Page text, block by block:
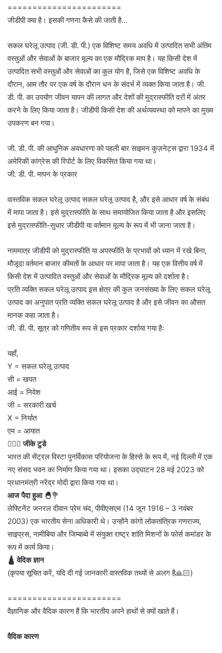
=======================
जीडीपी क्या है। इसकी गणना कैसे की जाती है…
सकल घरेलू उत्पाद (जी. डी. पी.) एक विशिष्ट समय अवधि में उत्पादित सभी अंतिम
वस्तुओं और सेवाओं के बाजार मूल्य का एक मौद्रिक माप है। यह किसी देश में
उत्पादित सभी वस्तुओं और सेवाओं का कुल योग है, जिसे एक विशिष्ट अवधि के
दौरान, आम तौर पर एक वर्ष के दौरान धन के संदर्भ में व्यक्त किया जाता है। जी.
डी. पी. का उपयोग जीवन यापन की लागत और देशों की मुद्रास्फीति दरों में अंतर
करने के लिए किया जाता है। जीडीपी किसी देश की अर्थव्यवस्था को मापने का मुख्य
उपकरण बन गया।
जी. डी. पी. की आधुनिक अवधारणा को पहली बार साइमन कुज़नेट्स द्वारा 1934 में
अमेरिकी कांग्रेस की रिपोर्ट के लिए विकसित किया गया था।
जी. डी. पी. मापन के प्रकार
वास्तविक सकल घरेलू उत्पाद सकल घरेलू उत्पाद है, और इसे आधार वर्ष के संबंध
में मापा जाता है। इसे मुद्रास्फीति के साथ समायोजित किया जाता है और इसलिए
इसे मुद्रास्फीति-सुधार जीडीपी या वर्तमान मूल्य के रूप में भी जाना जाता है।
नाममात्र जीडीपी को मुद्रास्फीति या अपस्फीति के प्रभावों को ध्यान में रखे बिना,
मौजूदा वर्तमान बाजार कीमतों के आधार पर मापा जाता है। यह एक वित्तीय वर्ष में
किसी देश में उत्पादित वस्तुओं और सेवाओं के मौद्रिक मूल्य को दर्शाता है।
प्रति व्यक्ति सकल घरेलू उत्पाद इस क्षेत्र की कुल जनसंख्या के लिए सकल घरेलू
उत्पाद का अनुपात प्रति व्यक्ति सकल घरेलू उत्पाद है और इसे जीवन का औसत
मानक कहा जाता है।
जी. डी. पी. सूत्र को गणितीय रूप से इस प्रकार दर्शाया गया हैः
यहाँ,
Y = सकल घरेलू उत्पाद
सी = खपत
आई = निवेश
जी = सरकारी खर्च
X = निर्यात
एम = आयात
💁🏻‍♂‍जीके टुडे
भारत की सेंट्रल विस्टा पुनर्विकास परियोजना के हिस्से के रूप में, नई दिल्ली में एक
नए संसद भवन का निर्माण किया गया था। इसका उद्घाटन 28 मई 2023 को
प्रधानमंत्री नरेंद्र मोदी द्वारा किया गया था।
आज पैदा हुआ 🐣💐
लेफ्टिनेंट जनरल दीवान प्रेम चंद, पीवीएसएम (14 जून 1916 – 3 नवंबर
2003) एक भारतीय सेना अधिकारी थे। उन्होंने कांगो लोकतांत्रिक गणराज्य,
साइप्रस, नामीबिया और जिम्बाब्वे में संयुक्त राष्ट्र शांति मिशनों के फोर्स कमांडर के
रूप में कार्य किया।
🛕 वेदिक ज्ञान
(कृपया सूचित करें, यदि दी गई जानकारी वास्तविक तथ्यों से अलग है🙏🏻)
=======================
वैज्ञानिक और वैदिक कारण हैं कि भारतीय अपने हाथों से क्यों खाते हैं।
वैदिक कारण